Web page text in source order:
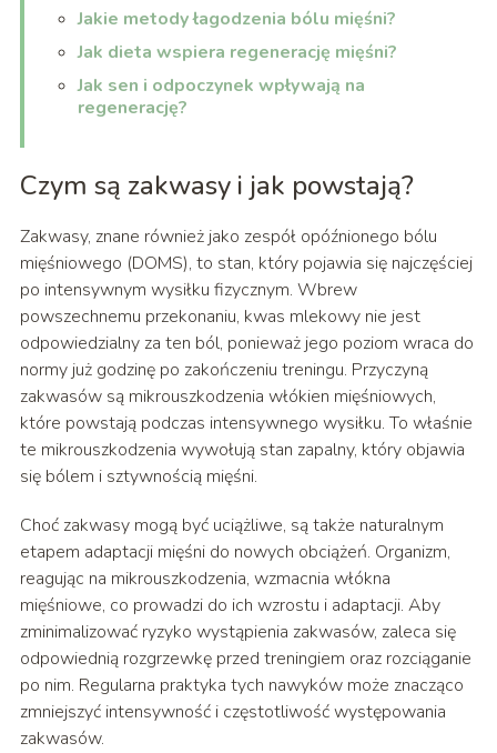
Jakie metody łagodzenia bólu mięśni?
Jak dieta wspiera regenerację mięśni?
Jak sen i odpoczynek wpływają na
regenerację?
Czym są zakwasy i jak powstają?
Zakwasy, znane również jako zespół opóźnionego bólu
mięśniowego (DOMS), to stan, który pojawia się najczęściej
po intensywnym wysiłku fizycznym. Wbrew
powszechnemu przekonaniu, kwas mlekowy nie jest
odpowiedzialny za ten ból, ponieważ jego poziom wraca do
normy już godzinę po zakończeniu treningu. Przyczyną
zakwasów są mikrouszkodzenia włókien mięśniowych,
które powstają podczas intensywnego wysiłku. To właśnie
te mikrouszkodzenia wywołują stan zapalny, który objawia
się bólem i sztywnością mięśni.
Choć zakwasy mogą być uciążliwe, są także naturalnym
etapem adaptacji mięśni do nowych obciążeń. Organizm,
reagując na mikrouszkodzenia, wzmacnia włókna
mięśniowe, co prowadzi do ich wzrostu i adaptacji. Aby
zminimalizować ryzyko wystąpienia zakwasów, zaleca się
odpowiednią rozgrzewkę przed treningiem oraz rozciąganie
po nim. Regularna praktyka tych nawyków może znacząco
zmniejszyć intensywność i częstotliwość występowania
zakwasów.